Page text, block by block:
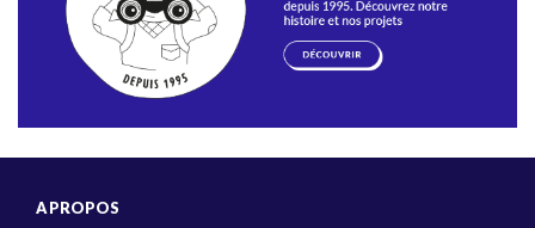
A PROPOS